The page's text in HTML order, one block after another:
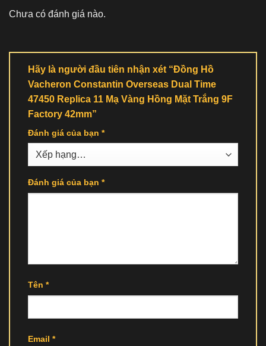
Chưa có đánh giá nào.
Hãy là người đầu tiên nhận xét “Đồng Hồ
Vacheron Constantin Overseas Dual Time
47450 Replica 11 Mạ Vàng Hồng Mặt Trắng 9F
Factory 42mm”
Đánh giá của bạn *
Đánh giá của bạn *
Tên *
Email *